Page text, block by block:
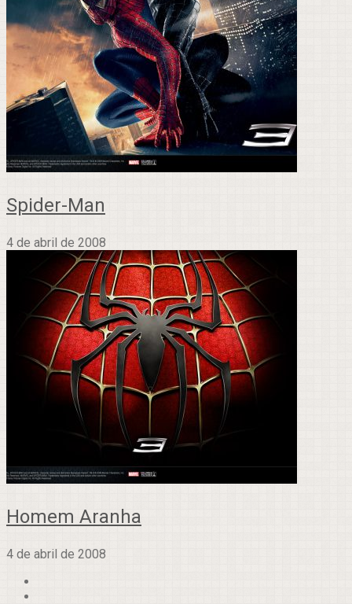
Spider-Man
4 de abril de 2008
Homem Aranha
4 de abril de 2008